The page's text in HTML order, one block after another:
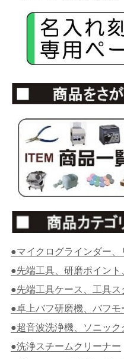
●マイクログラインダー、
●先端工具、研磨ポイント
●先端工具ケース、工具ス
●卓上バフ研磨機、バフモ
●超音波洗浄機、ソニック
●洗浄スチームクリーナー